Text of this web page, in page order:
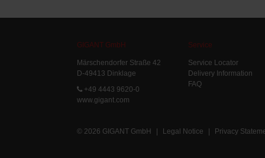
GIGANT GmbH
Märschendorfer Straße 42
D-49413 Dinklage
+49 4443 9620-0
www.gigant.com
Service
Service Locator
Delivery Information
FAQ
© 2026 GIGANT GmbH | Legal Notice | Privacy